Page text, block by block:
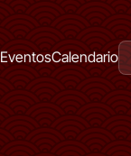
EventosCalendario